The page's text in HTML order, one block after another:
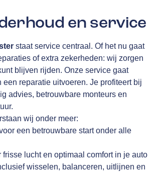
en service
staat service centraal. Of het nu gaat
of extra zekerheden: wij zorgen
blijven rijden. Onze service gaat
een reparatie uitvoeren. Je profiteert bij
advies, betrouwbare monteurs en
wij onder meer:
een betrouwbare start onder alle
lucht en optimaal comfort in je auto
wisselen, balanceren, uitlijnen en